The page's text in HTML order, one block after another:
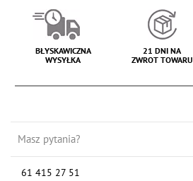
BŁYSKAWICZNA
WYSYŁKA
21 DNI NA
ZWROT TOWARU
Masz pytania?
61 415 27 51